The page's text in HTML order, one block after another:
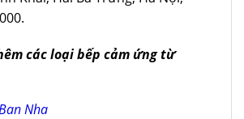
các loại bếp cảm ứng từ
Nha